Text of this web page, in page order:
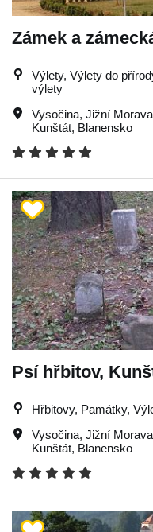
Zámek a
Výlety, Výlety do
výlety
Vysočina, Jižní Morava
Kunštát, Blanensko
Psí hřbitov,
Hřbitovy, Památky,
Vysočina, Jižní Morava
Kunštát, Blanensko